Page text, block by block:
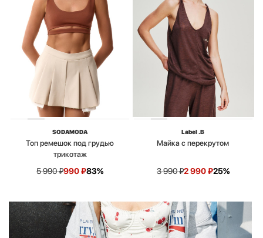
SODAMODA
Топ ремешок под грудью
трикотаж
5 990₽990₽83%
Label .B
Майка с перекрутом
3 990₽2 990₽25%